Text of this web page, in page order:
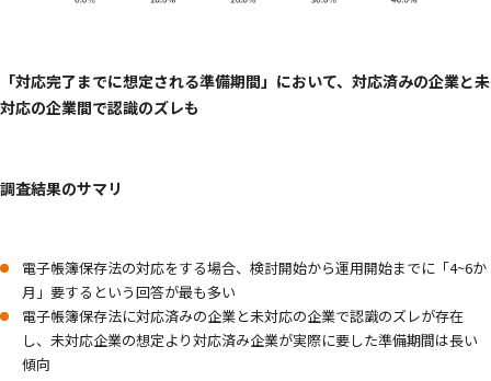
「対応完了までに想定される準備期間」において、対応済みの企業と未
対応の企業間で認識のズレも
調査結果のサマリ
電子帳簿保存法の対応をする場合、検討開始から運用開始までに「4~6か
月」要するという回答が最も多い
電子帳簿保存法に対応済みの企業と未対応の企業で認識のズレが存在
し、未対応企業の想定より対応済み企業が実際に要した準備期間は長い
傾向